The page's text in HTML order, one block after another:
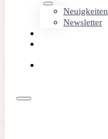
Neuigkeiten
Newsletter